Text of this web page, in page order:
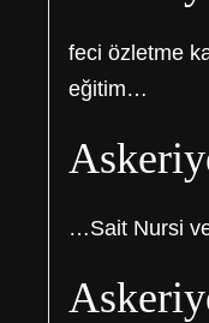
feci özletme
eğitim…
…Sait Nursi